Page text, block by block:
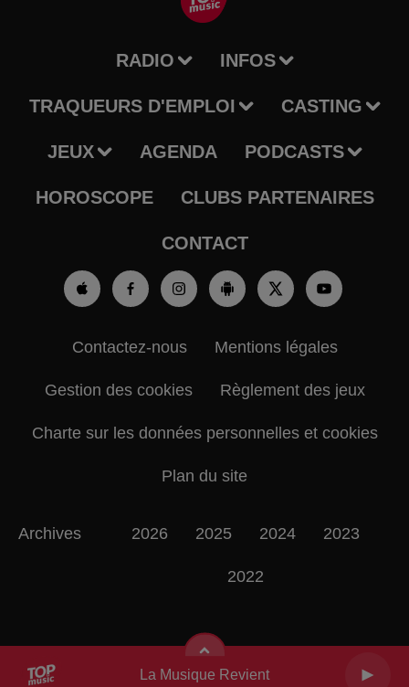
La Musique Revient
RADIO INFOS
TRAQUEURS D'EMPLOI CASTING
JEUX AGENDA PODCASTS
HOROSCOPE CLUBS PARTENAIRES
CONTACT
Contactez-nous Mentions légales
Gestion des cookies Règlement des jeux
Charte sur les données personnelles et cookies
Plan du site
Archives 2026 2025 2024 2023
2022